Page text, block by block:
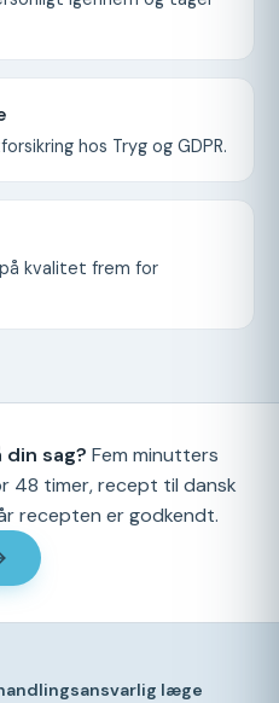
hos Tryg og GDPR.
kvalitet frem for
din sag? Fem minutters
48 timer, recept til dansk
recepten er godkendt.
læge